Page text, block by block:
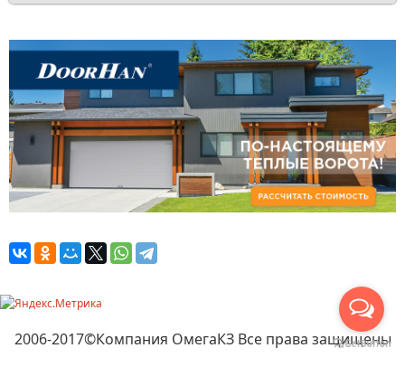
2006-2017©Компания ОмегаКЗ Все права защищены